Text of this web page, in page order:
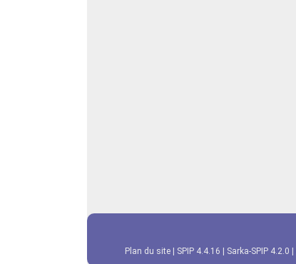
Plan du site
SPIP 4.4.16 Sarka-SPIP 4.2.0